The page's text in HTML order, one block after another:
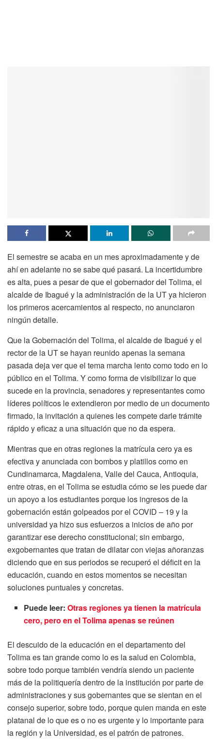
El semestre se acaba en un mes aproximadamente y de
ahí en adelante no se sabe qué pasará. La incertidumbre
es alta, pues a pesar de que el gobernador del Tolima, el
alcalde de Ibagué y la administración de la UT ya hicieron
los primeros acercamientos al respecto, no anunciaron
ningún detalle.
Que la Gobernación del Tolima, el alcalde de Ibagué y el
rector de la UT se hayan reunido apenas la semana
pasada deja ver que el tema marcha lento como todo en lo
público en el Tolima. Y como forma de visibilizar lo que
sucede en la provincia, senadores y representantes como
líderes políticos le extendieron por medio de un documento
firmado, la invitación a quienes les compete darle trámite
rápido y eficaz a una situación que no da espera.
Mientras que en otras regiones la matrícula cero ya es
efectiva y anunciada con bombos y platillos como en
Cundinamarca, Magdalena, Valle del Cauca, Antioquia,
entre otras, en el Tolima se estudia cómo se les puede dar
un apoyo a los estudiantes porque los ingresos de la
gobernación están golpeados por el COVID – 19 y la
universidad ya hizo sus esfuerzos a inicios de año por
garantizar ese derecho constitucional; sin embargo,
exgobernantes que tratan de dilatar con viejas añoranzas
diciendo que en sus periodos se recuperó el déficit en la
educación, cuando en estos momentos se necesitan
soluciones puntuales y concretas.
Puede leer:Otras regiones ya tienen la matrícula
cero, pero en el Tolima apenas se reúnen
El descuido de la educación en el departamento del
Tolima es tan grande como lo es la salud en Colombia,
sobre todo porque también vendría siendo un paciente
más de la politiquería dentro de la institución por parte de
administraciones y sus gobernantes que se sientan en el
consejo superior, sobre todo, porque quien manda en este
platanal de lo que es o no es urgente y lo importante para
la región y la Universidad, es el patrón de patrones.